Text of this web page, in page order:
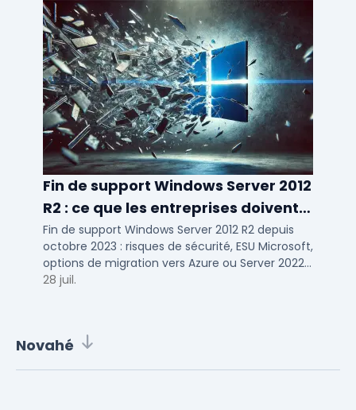
Fin de support Windows Server 2012
R2 : ce que les entreprises doivent
savoir
Fin de support Windows Server 2012 R2 depuis
octobre 2023 : risques de sécurité, ESU Microsoft,
options de migration vers Azure ou Server 2022
pour TPE, PME et ETI.
28 juil.
Novahé